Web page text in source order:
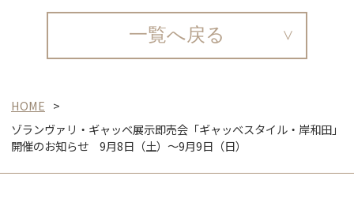
一覧へ戻る
HOME
ゾランヴァリ・ギャッベ展示即売会「ギャッベスタイル・岸和田」
開催のお知らせ 9月8日（土）～9月9日（日）